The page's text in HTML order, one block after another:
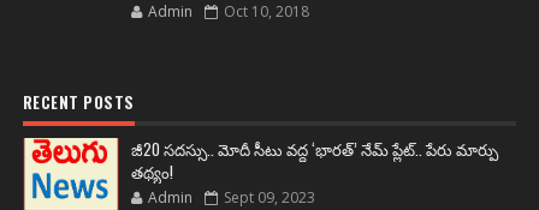
Admin Oct 10, 2018
RECENT POSTS
జీ20 సదస్సు.. మోదీ సీటు వద్ద ‘భారత్’ నేమ్ ప్లేట్‌.. పేరు మార్పు
తథ్యం!
Admin Sept 09, 2023